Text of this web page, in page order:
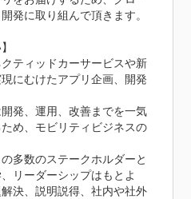
発に取り組んで頂きます。
ティッドカーサービスや新
にむけたアプリ企画、開発
発、運用、改善までを一気
め、モビリティビジネスの
多数のステークホルダーと
リーダーシップはもとよ
決、説明説得、社内や社外